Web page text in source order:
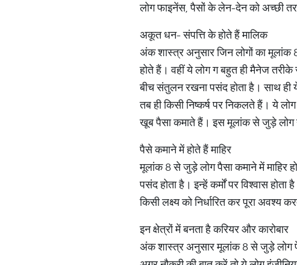
लोग फाइनेंस, पैसों के लेन-देन को अच्छी
अकूत धन- संपत्ति के होते हैं मालिक
अंक शास्त्र अनुसार जिन लोगों का मूलांक
होते हैं। वहीं ये लोग ग बहुत ही मैनेज
बीच संतुलन रखना पसंद होता है। साथ ही
तब ही किसी निष्कर्ष पर निकलते हैं। ये
खूब पैसा कमाते हैं। इस मूलांक से जुड़े लोग
पैसे कमाने में होते हैं माहिर
मूलांक 8 से जुड़े लोग पैसा कमाने में माहिर
पसंद होता है। इन्हें कर्मों पर विश्वास
किसी लक्ष्य को निर्धारित कर पूरा अवश्य
इन क्षेत्रों में बनता है करियर और कारोबार
अंक शास्त्र अनुसार मूलांक 8 से जुड़े लोग